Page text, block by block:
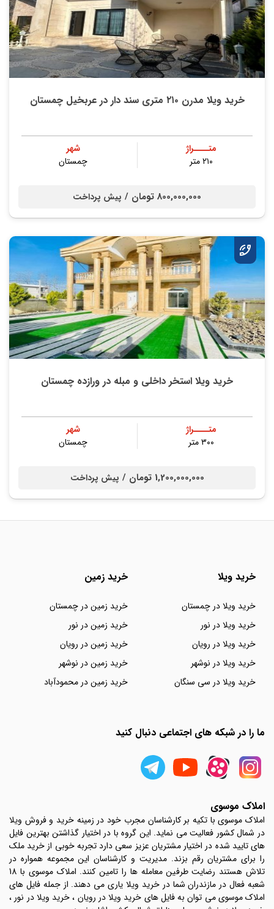
خرید ویلا مدرن ۲۱۰ متری سند دار در عربخیل چمستان
متــــراژ
۲۱۰ متر
شهر
چمستان
800,000,000 تومان / پیش پرداخت
خرید ویلا استخر داخلی و مبله در ورازده چمستان
متــــراژ
۳۰۰ متر
شهر
چمستان
1,200,000,000 تومان / پیش پرداخت
خرید ویلا
خرید ویلا در چمستان
خرید ویلا در نور
خرید ویلا در رویان
خرید ویلا در نوشهر
خرید ویلا در سی سنگان
خرید زمین
خرید زمین در چمستان
خرید زمین در نور
خرید زمین در رویان
خرید زمین در نوشهر
خرید زمین در محمودآباد
ما را در شبکه های اجتماعی دنبال کنید
املاک موسوی
املاک موسوی با تکیه بر کارشناسان مجرب خود در زمینه خرید و فروش ویلا
در شمال کشور فعالیت می نماید. این گروه با در اختیار گذاشتن بهترین فایل
های تایید شده در اختیار مشتریان عزیز سعی دارد تجربه خوبی از خرید ملک
را برای مشتریان رقم بزند. مدیریت و کارشناسان این مجموعه همواره در
تلاش هستند رضایت طرفین معامله ها را تامین کنند. املاک موسوی با 18
شعبه فعال در مازندران شما در خرید ویلا یاری می دهند. از جمله فایل های
املاک موسوی می توان به فایل های خرید ویلا در رویان ، خرید ویلا در نور ،